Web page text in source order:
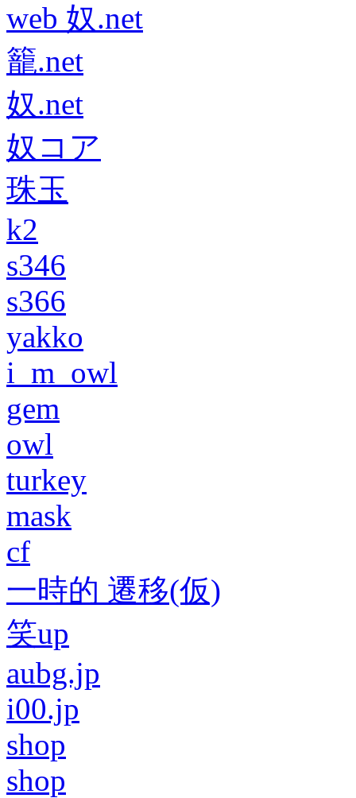
web 奴.net
籠.net
奴.net
奴コア
珠玉
k2
s346
s366
yakko
i_m_owl
gem
owl
turkey
mask
cf
一時的 遷移(仮)
笑up
aubg.jp
i00.jp
shop
shop